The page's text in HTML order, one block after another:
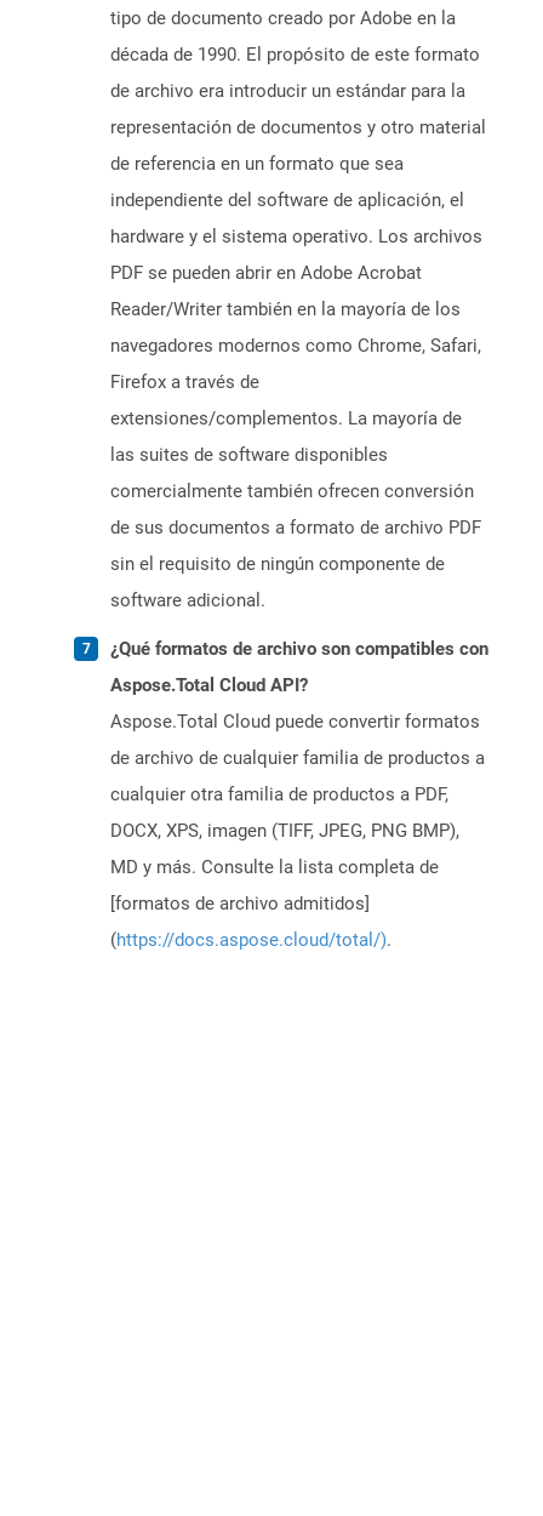
tipo de documento creado por Adobe en la
década de 1990. El propósito de este formato
de archivo era introducir un estándar para la
representación de documentos y otro material
de referencia en un formato que sea
independiente del software de aplicación, el
hardware y el sistema operativo. Los archivos
PDF se pueden abrir en Adobe Acrobat
Reader/Writer también en la mayoría de los
navegadores modernos como Chrome, Safari,
Firefox a través de
extensiones/complementos. La mayoría de
las suites de software disponibles
comercialmente también ofrecen conversión
de sus documentos a formato de archivo PDF
sin el requisito de ningún componente de
software adicional.
¿Qué formatos de archivo son compatibles con
Aspose.Total Cloud API?
Aspose.Total Cloud puede convertir formatos
de archivo de cualquier familia de productos a
cualquier otra familia de productos a PDF,
DOCX, XPS, imagen (TIFF, JPEG, PNG BMP),
MD y más. Consulte la lista completa de
[formatos de archivo admitidos]
(https://docs.aspose.cloud/total/).